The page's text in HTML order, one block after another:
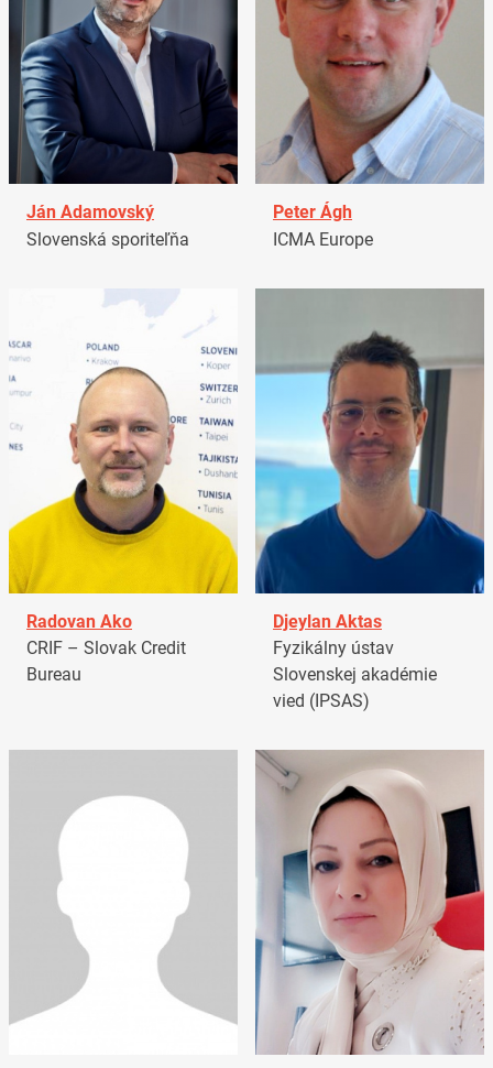
Ján Adamovský
Slovenská sporiteľňa
Peter Ágh
ICMA Europe
Radovan Ako
CRIF – Slovak Credit
Bureau
Djeylan Aktas
Fyzikálny ústav
Slovenskej akadémie
vied (IPSAS)